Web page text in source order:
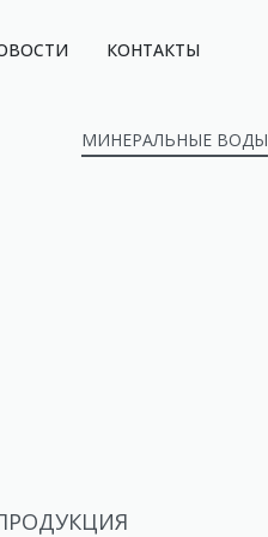
КОНТАКТЫ
МИНЕРАЛЬНЫЕ ВОДЫ